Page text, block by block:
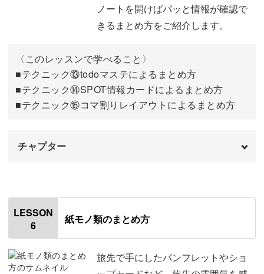
⑪引出コメントによるまとめ方 08:43
実際の活用例
おわりに
ノートを開けばパッと情報が確認で
きるまとめ方をご紹介します。
〈このレッスンで学べること〉
■テクニック⑬todoマステによるまとめ方
■テクニック⑭SPOT情報カードによるまとめ方
■テクニック⑮コマ割りレイアウトによるまとめ方
チャプター
はじめに
使用材料・道具
今回のレッスンのポイント 03:10
LESSON
6
紙モノ類のまとめ方
旅先で手にしたパンフレットやショ